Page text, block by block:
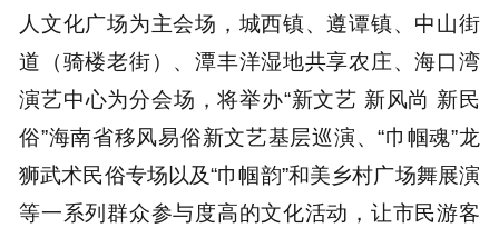
人文化广场为主会场，城西镇、遵谭镇、中山街
道（骑楼老街）、潭丰洋湿地共享农庄、海口湾
演艺中心为分会场，将举办“新文艺 新风尚 新民
俗”海南省移风易俗新文艺基层巡演、“巾帼魂”龙
狮武术民俗专场以及“巾帼韵”和美乡村广场舞展演
等一系列群众参与度高的文化活动，让市民游客